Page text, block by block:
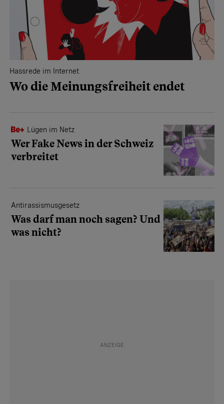
Hassrede im Internet
Wo die Meinungsfreiheit endet
Lügen im Netz
Wer Fake News in der Schweiz
verbreitet
Antirassismusgesetz
Was darf man noch sagen? Und
was nicht?